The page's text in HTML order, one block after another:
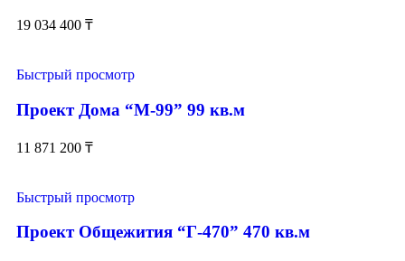
19 034 400 ₸
Быстрый просмотр
Проект Дома “М-99” 99 кв.м
11 871 200 ₸
Быстрый просмотр
Проект Общежития “Г-470” 470 кв.м